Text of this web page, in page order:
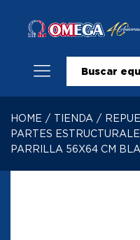
HOME / TIENDA /
PARTES
PARRILLA 56X64 CM